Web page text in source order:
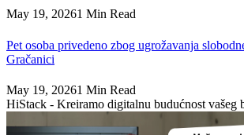
May 19, 20261 Min Read
Pet osoba privedeno zbog ugrožavanja
Gračanici
May 19, 20261 Min Read
HiStack - Kreiramo digitalnu budućnost vašeg